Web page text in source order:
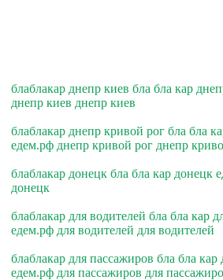
блаблакар днепр киев бла бла кар
днепр киев днепр киев
блаблакар днепр кривой рог бла бла
едем.рф днепр кривой рог днепр
блаблакар донецк бла бла кар донецк
донецк
блаблакар для водителей бла бла кар
едем.рф для водителей для водителей
блаблакар для пассажиров бла бла кар
едем.рф для пассажиров для